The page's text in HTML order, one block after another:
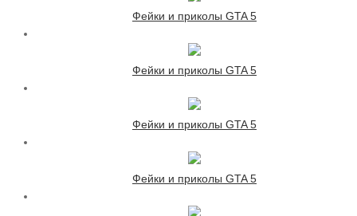
Фейки и приколы GTA 5
Фейки и приколы GTA 5
Фейки и приколы GTA 5
Фейки и приколы GTA 5